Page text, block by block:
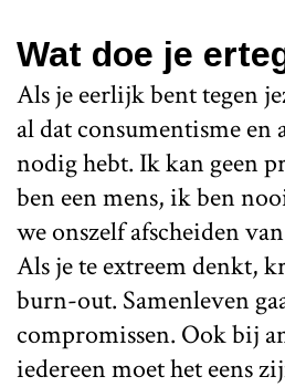
Wat doe je
Als je eerlijk bent tegen
al dat consumentisme en
nodig hebt. Ik kan geen
ben een mens, ik ben
we onszelf afscheiden
Als je te extreem denkt,
burn-out. Samenleven
compromissen. Ook bij
iedereen moet het eens